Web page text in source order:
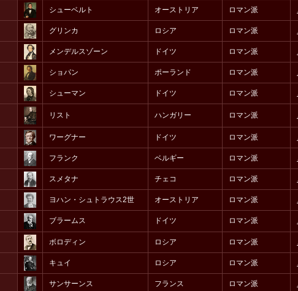
シューベルト オーストリア ロマン派
グリンカ ロシア ロマン派
メンデルスゾーン ドイツ ロマン派
ショパン ポーランド ロマン派
シューマン ドイツ ロマン派
リスト ハンガリー ロマン派
ワーグナー ドイツ ロマン派
フランク ベルギー ロマン派
スメタナ チェコ ロマン派
ヨハン・シュトラウス2世 オーストリア ロマン派
ブラームス ドイツ ロマン派
ボロディン ロシア ロマン派
キュイ ロシア ロマン派
サンサーンス フランス ロマン派